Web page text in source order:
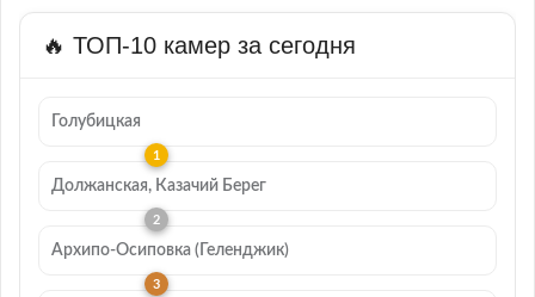
🔥 ТОП-10 камер за сегодня
Голубицкая
Должанская, Казачий Берег
Архипо-Осиповка (Геленджик)